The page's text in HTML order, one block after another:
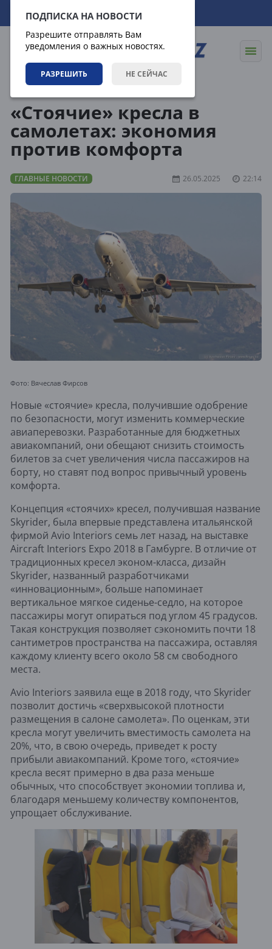
ПОДПИСКА НА НОВОСТИ
Разрешите отправлять Вам
уведомления о важных новостях.
РАЗРЕШИТЬ НЕ СЕЙЧАС
08.08.2026 05:41:32
«Стоячие» кресла в
самолетах: экономия
против комфорта
ГЛАВНЫЕ НОВОСТИ 26.05.2025 22:14
Фото: Вячеслав Фирсов
Новые «стоячие» кресла, получившие одобрение
по безопасности, могут изменить коммерческие
авиаперевозки. Разработанные для бюджетных
авиакомпаний, они обещают снизить стоимость
билетов за счет увеличения числа пассажиров на
борту, но ставят под вопрос привычный уровень
комфорта.
Концепция «стоячих» кресел, получившая название
Skyrider, была впервые представлена итальянской
фирмой Avio Interiors семь лет назад, на выставке
Aircraft Interiors Expo 2018 в Гамбурге. В отличие от
традиционных кресел эконом-класса, дизайн
Skyrider, названный разработчиками
«инновационным», больше напоминает
вертикальное мягкое сиденье-седло, на которое
пассажиры могут опираться под углом 45 градусов.
Такая конструкция позволяет сэкономить почти 18
сантиметров пространства на пассажира, оставляя
каждому клиенту всего около 58 см свободного
места.
Avio Interiors заявила еще в 2018 году, что Skyrider
позволит достичь «сверхвысокой плотности
размещения в салоне самолета». По оценкам, эти
кресла могут увеличить вместимость самолета на
20%, что, в свою очередь, приведет к росту
прибыли авиакомпаний. Кроме того, «стоячие»
кресла весят примерно в два раза меньше
обычных, что способствует экономии топлива и,
благодаря меньшему количеству компонентов,
упрощает обслуживание.